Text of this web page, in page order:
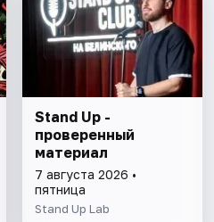
Stand Up -
проверенный
материал
7 августа 2026 •
пятница
Stand Up Lab